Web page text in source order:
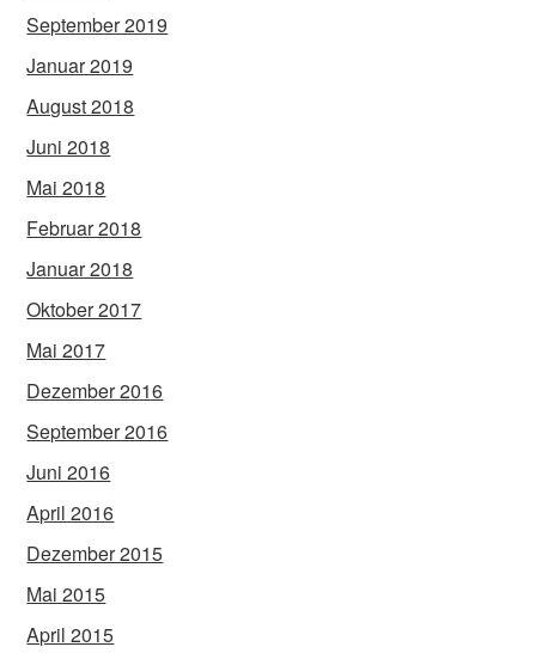
September 2019
Januar 2019
August 2018
Juni 2018
Mai 2018
Februar 2018
Januar 2018
Oktober 2017
Mai 2017
Dezember 2016
September 2016
Juni 2016
April 2016
Dezember 2015
Mai 2015
April 2015